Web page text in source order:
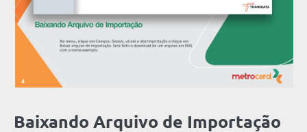
Baixando Arquivo de Importação